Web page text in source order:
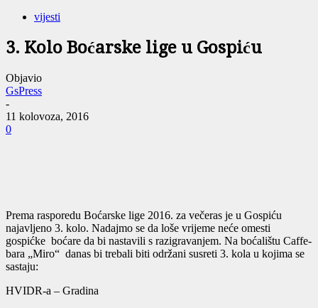
vijesti
3. Kolo Boćarske lige u Gospiću
Objavio
GsPress
-
11 kolovoza, 2016
0
Prema rasporedu Boćarske lige 2016. za večeras je u Gospiću
najavljeno 3. kolo. Nadajmo se da loše vrijeme neće omesti
gospićke boćare da bi nastavili s razigravanjem. Na boćalištu Caffe-
bara „Miro“ danas bi trebali biti održani susreti 3. kola u kojima se
sastaju:
HVIDR-a – Gradina